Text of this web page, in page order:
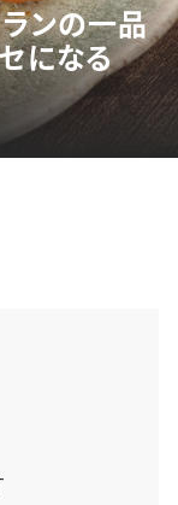
ランの一品
になる